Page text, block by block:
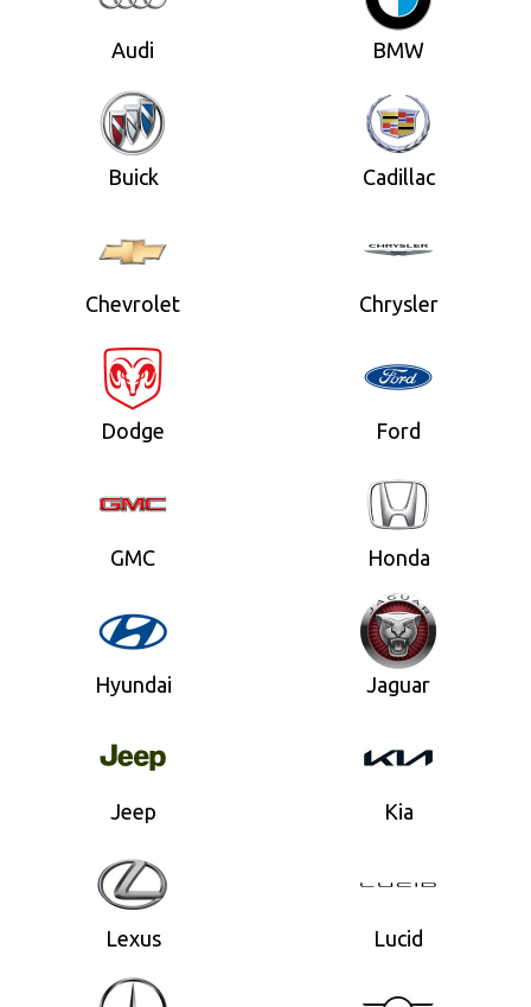
Audi BMW
Buick Cadillac
Chevrolet Chrysler
Dodge Ford
GMC Honda
Hyundai Jaguar
Jeep Kia
Lexus Lucid